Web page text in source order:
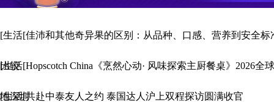
[生活[佳沛和其他奇异果的区别：从品种、口感、营养到安全标
比较
[生活[Hopscotch China《烹然心动· 风味探索主厨餐桌》2026全
地深圳
[生活[共赴中泰友人之约 泰国达人沪上双程探访圆满收官